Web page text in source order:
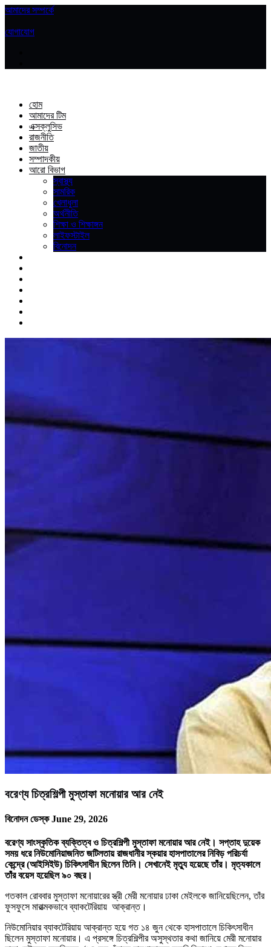
আমাদের সম্পর্কে
যোগাযোগ
হোম
আমাদের টিম
এক্সক্লুসিভ
রাজনীতি
জাতীয়
সম্পাদকীয়
আরো বিভাগ
স্বাস্থ্য
সামরিক
খেলাধুলা
অর্থনীতি
শিক্ষা ও শিক্ষাঙ্গন
লাইফস্টাইল
বিনোদন
বরেণ্য চিত্রশিল্পী মুস্তাফা মনোয়ার আর নেই
বিনোদন ডেস্কJune 29, 2026
বরেণ্য সাংস্কৃতিক ব্যক্তিত্ব ও চিত্রশিল্পী মুস্তাফা মনোয়ার আর নেই। সপ্তাহ দুয়েক
সময় ধরে নিউমোনিয়াজনিত জটিলতায় রাজধানীর স্কয়ার হাসপাতালের নিবিড় পরিচর্যা
কেন্দ্রে (আইসিইউ) চিকিৎসাধীন ছিলেন তিনি। সেখানেই মৃত্যু হয়েছে তাঁর। মৃত্যকালে
তাঁর বয়েস হয়েছিল ৯০ বছর।
গতকাল রোববার মুস্তাফা মনোয়ারের স্ত্রী মেরী মনোয়ার ঢাকা মেইলকে জানিয়েছিলেন, তাঁর
ফুসফুসে মারাত্মকভাবে ব্যাকটেরিয়ায় আক্রান্ত।
নিউমোনিয়ার ব্যাকটেরিয়ায় আক্রান্ত হয়ে গত ১৪ জুন থেকে হাসপাতালে চিকিৎসাধীন
ছিলেন মুস্তাফা মনোয়ার। এ প্রসঙ্গে চিত্রশিল্পীর অসুস্থতার কথা জানিয়ে মেরী মনোয়ার